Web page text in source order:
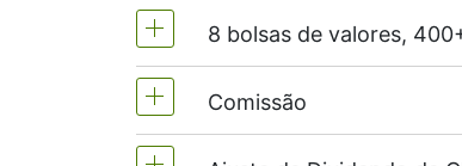
MetaTrader4 & MetaTrader5
As contas NetTradeX têm
8 bolsas de valores,
Oferecemos mais de 400
(Austrália),TSX(Canadá),
Comissão